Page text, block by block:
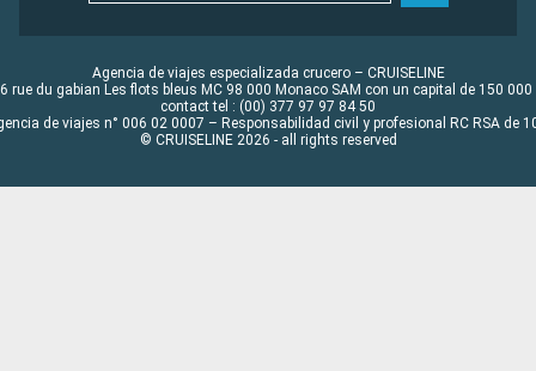
Agencia de viajes especializada crucero – CRUISELINE
rue du gabian Les flots bleus MC 98 000 Monaco SAM con un capital de 150 000
contact tel : (00) 377 97 97 84 50
de viajes n° 006 02 0007 – Responsabilidad civil y profesional RC RSA de
© CRUISELINE 2026 - all rights reserved